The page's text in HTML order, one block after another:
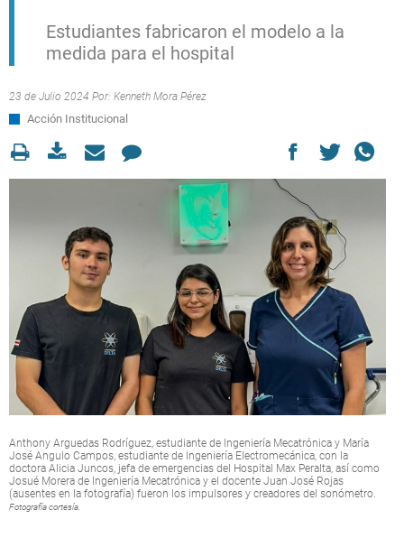
Estudiantes fabricaron el modelo a la
medida para el hospital
23 de Julio 2024 Por: Kenneth Mora Pérez
Acción Institucional
Anthony Arguedas Rodríguez, estudiante de Ingeniería Mecatrónica y María
José Angulo Campos, estudiante de Ingeniería Electromecánica, con la
doctora Alicia Juncos, jefa de emergencias del Hospital Max Peralta, así como
Josué Morera de Ingeniería Mecatrónica y el docente Juan José Rojas
(ausentes en la fotografía) fueron los impulsores y creadores del sonómetro.
Fotografía cortesía.